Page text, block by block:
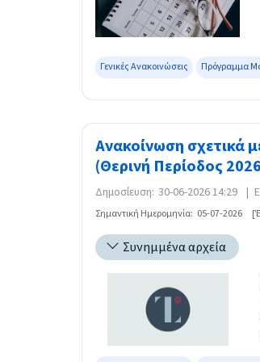
Γενικές Ανακοινώσεις Πρόγραμμα
Ανακοίνωση σχετικά
(Θερινή Περίοδος
Δημοσίευση: 30-06-2026 14:29 |
Σημαντική Ημερομηνία: 05-07-2026
Συνημμένα αρχεία